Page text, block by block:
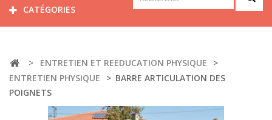
CATÉGORIES
> ENTRETIEN ET REEDUCATION PHYSIQUE
>
ENTRETIEN PHYSIQUE
> BARRE ARTICULATION DES
POIGNETS